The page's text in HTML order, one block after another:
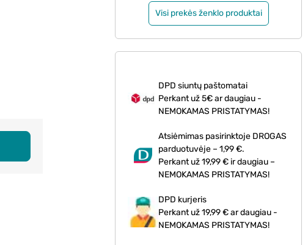
Visi prekės ženklo produktai
DPD siuntų paštomatai
Perkant už 5€ ar daugiau -
NEMOKAMAS PRISTATYMAS!
Atsiėmimas pasirinktoje DROGAS
parduotuvėje – 1,99 €.
Perkant už 19,99 € ir daugiau –
NEMOKAMAS PRISTATYMAS!
DPD kurjeris
Perkant už 19,99 € ar daugiau -
NEMOKAMAS PRISTATYMAS!